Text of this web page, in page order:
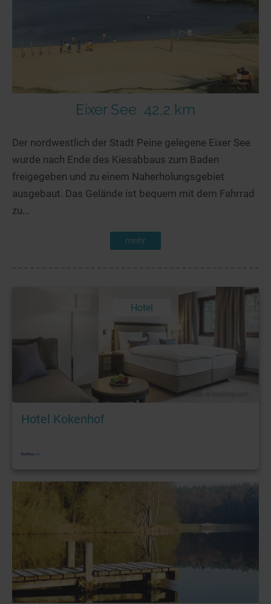
Eixer See 42,2 km
Der nordwestlich der Stadt Peine gelegene Eixer See
wurde nach Ende des Kiesabbaus zum Baden
freigegeben und zu einem Naherholungsgebiet
ausgebaut. Das Gelände ist bequem mit dem Fahrrad
zu...
mehr
Hotel
Foto: © booking.com
Hotel Kokenhof